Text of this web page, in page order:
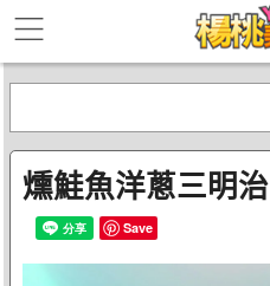
燻鮭魚洋蔥三明治
Save